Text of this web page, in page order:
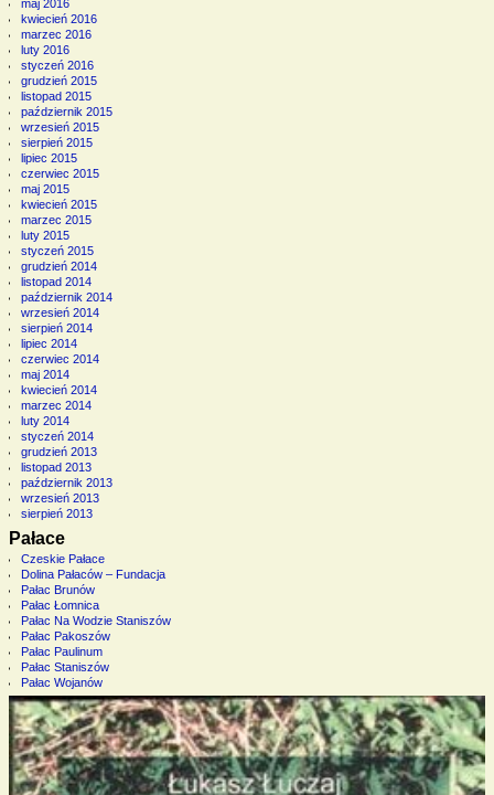
maj 2016
kwiecień 2016
marzec 2016
luty 2016
styczeń 2016
grudzień 2015
listopad 2015
październik 2015
wrzesień 2015
sierpień 2015
lipiec 2015
czerwiec 2015
maj 2015
kwiecień 2015
marzec 2015
luty 2015
styczeń 2015
grudzień 2014
listopad 2014
październik 2014
wrzesień 2014
sierpień 2014
lipiec 2014
czerwiec 2014
maj 2014
kwiecień 2014
marzec 2014
luty 2014
styczeń 2014
grudzień 2013
listopad 2013
październik 2013
wrzesień 2013
sierpień 2013
Pałace
Czeskie Pałace
Dolina Pałaców – Fundacja
Pałac Brunów
Pałac Łomnica
Pałac Na Wodzie Staniszów
Pałac Pakoszów
Pałac Paulinum
Pałac Staniszów
Pałac Wojanów